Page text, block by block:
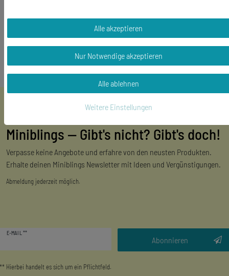
Miniblings — Gibt's nicht? Gibt's doch!
Verpasse keine Angebote und erfahre von den neusten Produkten.
Erhalte deinen Miniblings Newsletter mit Ideen und Vergünstigungen.
Abmeldung jederzeit möglich.
E-MAIL **
Abonnieren
** Hierbei handelt es sich um ein Pflichtfeld.
Alle akzeptieren
Nur Notwendige akzeptieren
Alle ablehnen
Weitere Einstellungen